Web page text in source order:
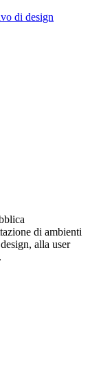
di design
di ambienti
alla user